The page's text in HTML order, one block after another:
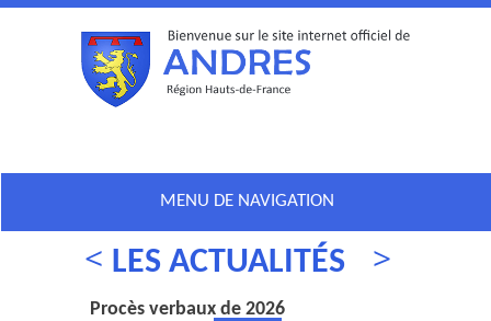
MENU DE NAVIGATION
LES ACTUALITÉS
Procès verbaux de 2026
Procès verbaux de 2025
Recensement
Andr'aide - 2ème édition
Borne publique